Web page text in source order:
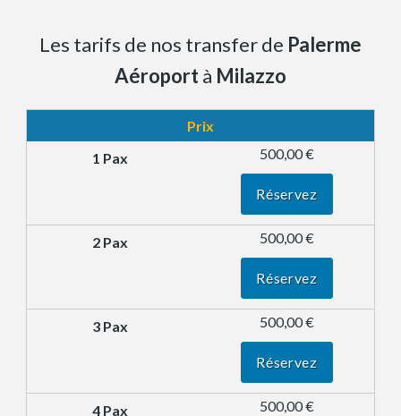
Les tarifs de nos transfer de Palerme
Aéroportà Milazzo
Prix
500,00 €
Réservez
500,00 €
Réservez
500,00 €
Réservez
500,00 €